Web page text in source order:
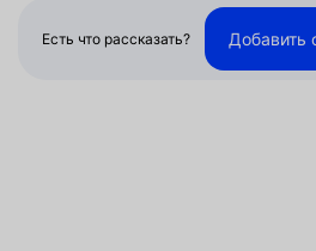
Есть что рассказать? Добавить